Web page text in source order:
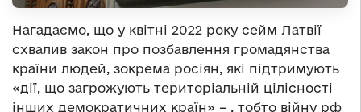
Нагадаємо, що у квітні 2022 року сейм Латвії
схвалив закон про позбавлення громадянства
країни людей, зокрема росіян, які підтримують
«дії, що загрожують територіальній цілісності
інших демократичних країн» – , тобто війну рф